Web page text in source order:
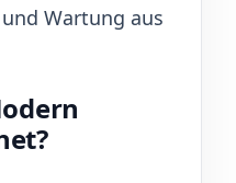
Wartung aus